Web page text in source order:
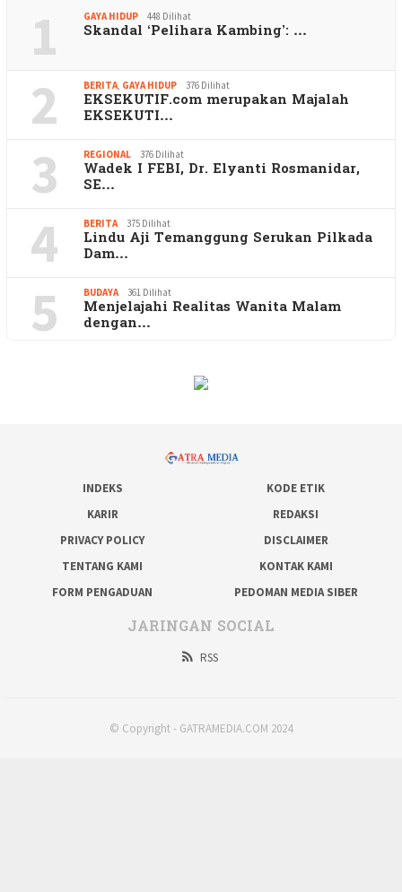
1 GAYA HIDUP 448 Dilihat
Skandal ‘Pelihara Kambing’: …
2 BERITA GAYA HIDUP 376 Dilihat
EKSEKUTIF.com merupakan Majalah
EKSEKUTI…
3 REGIONAL 376 Dilihat
Wadek I FEBI, Dr. Elyanti Rosmanidar,
SE…
4 BERITA 375 Dilihat
Lindu Aji Temanggung Serukan Pilkada
Dam…
5 BUDAYA 361 Dilihat
Menjelajahi Realitas Wanita Malam
dengan…
INDEKS
KODE ETIK
KARIR
REDAKSI
PRIVACY POLICY
DISCLAIMER
TENTANG KAMI
KONTAK KAMI
FORM PENGADUAN
PEDOMAN MEDIA SIBER
JARINGAN SOCIAL
RSS
© Copyright - GATRAMEDIA.COM 2024